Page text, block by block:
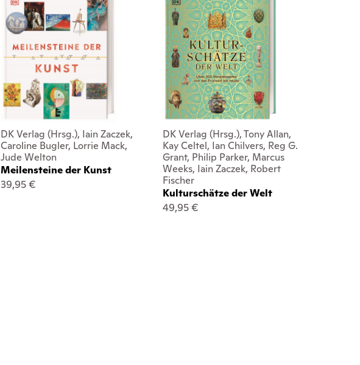
DK Verlag (Hrsg.), Iain Zaczek,
Caroline Bugler, Lorrie Mack,
Jude Welton
Meilensteine der Kunst
39,95 €
DK Verlag (Hrsg.), Tony Allan,
Kay Celtel, Ian Chilvers, Reg G.
Grant, Philip Parker, Marcus
Weeks, Iain Zaczek, Robert
Fischer
Kulturschätze der Welt
49,95 €